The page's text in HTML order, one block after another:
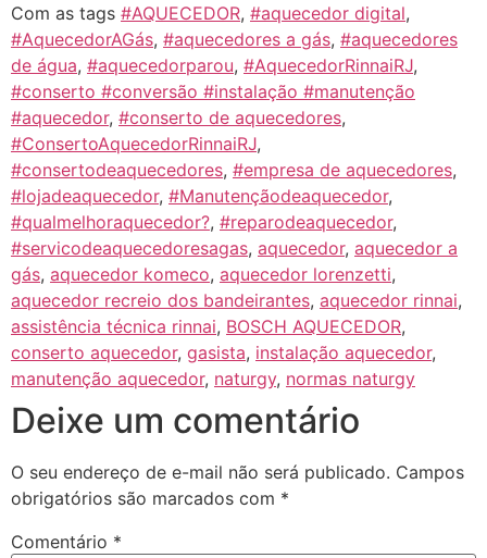
Com as tags #AQUECEDOR, #aquecedor digital,
#AquecedorAGás, #aquecedores a gás, #aquecedores
de água, #aquecedorparou, #AquecedorRinnaiRJ,
#conserto #conversão #instalação #manutenção
#aquecedor, #conserto de aquecedores,
#ConsertoAquecedorRinnaiRJ,
#consertodeaquecedores, #empresa de aquecedores,
#lojadeaquecedor, #Manutençãodeaquecedor,
#qualmelhoraquecedor?, #reparodeaquecedor,
#servicodeaquecedoresagas, aquecedor, aquecedor a
gás, aquecedor komeco, aquecedor lorenzetti,
aquecedor recreio dos bandeirantes, aquecedor rinnai,
assistência técnica rinnai, BOSCH AQUECEDOR,
conserto aquecedor, gasista, instalação aquecedor,
manutenção aquecedor, naturgy, normas naturgy
Deixe um comentário
O seu endereço de e-mail não será publicado. Campos
obrigatórios são marcados com *
Comentário *